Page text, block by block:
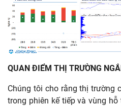
QUAN ĐIỂM THỊ TRƯỜNG
Chúng tôi cho rằng thị trường
trong phiên kế tiếp và vùng